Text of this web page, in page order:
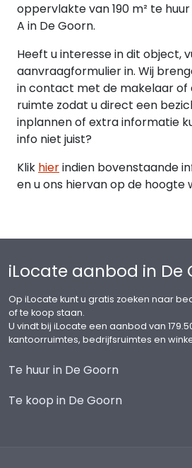
oppervlakte van 190 m² te
A in De Goorn.
Heeft u interesse in dit object,
aanvraagformulier in. Wij
in contact met de makelaar of
ruimte zodat u direct een
inplannen of extra informatie
info niet juist?
Klik hierindien bovenstaande
en u ons hiervan op de hoogte
iLocate aanbod in De
Op iLocate kunt u gratis zoeken naar
of te koop staan.
U vindt bij iLocate een aanbod van
kantoorruimtes, bedrijfsruimtes en
Te huur in De Goorn
Te koop in De Goorn